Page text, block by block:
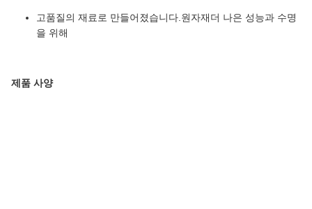
고품질의 재료로 만들어졌습니다. 원자재더 나은 성능과 수명
을 위해
제품 사양